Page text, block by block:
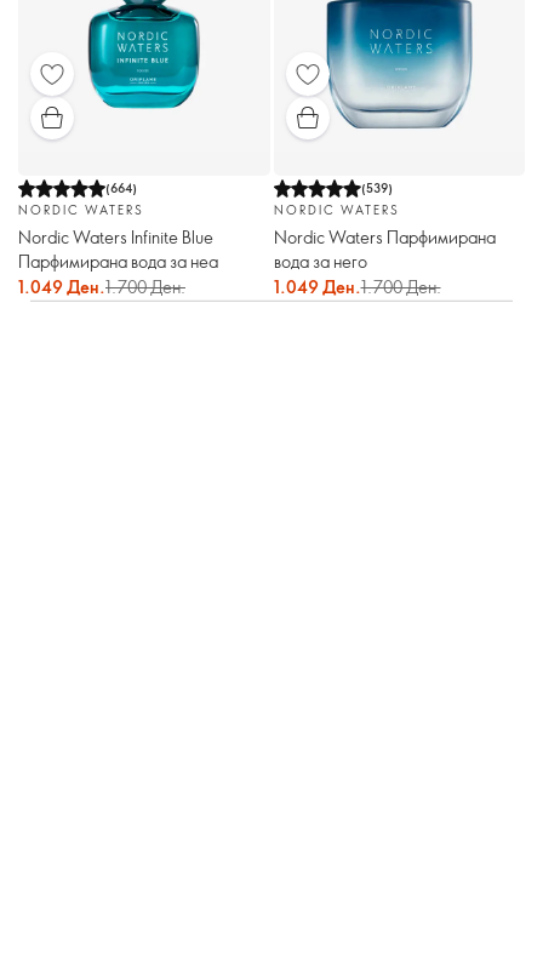
(664)
NORDIC WATERS
Nordic Waters Infinite Blue
Парфимирана вода за неа
1.049 Ден.1.700 Ден.
(539)
NORDIC WATERS
Nordic Waters Парфимирана
вода за него
1.049 Ден.1.700 Ден.